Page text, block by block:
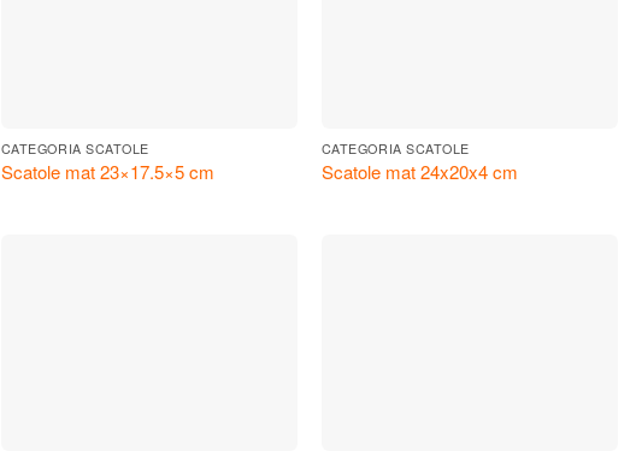
CATEGORIA SCATOLE
Scatole mat 23×17.5×5 cm
CATEGORIA SCATOLE
Scatole mat 24x20x4 cm